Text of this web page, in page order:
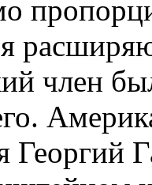
член
Георгий